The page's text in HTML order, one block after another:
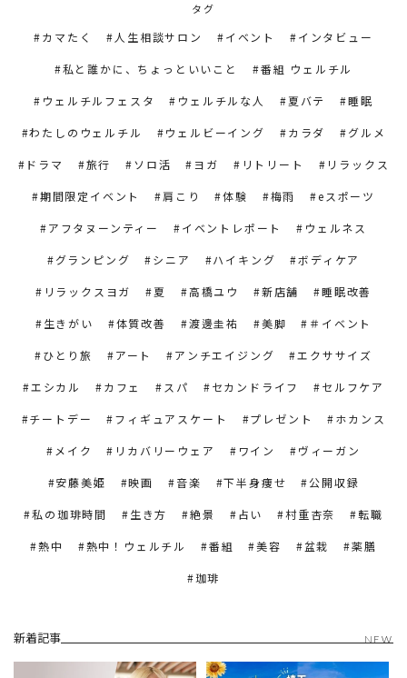
タグ
カマたく 人生相談サロン イベント インタビュー
私と誰かに、ちょっといいこと 番組 ウェルチル
ウェルチルフェスタ ウェルチルな人 夏バテ 睡眠
わたしのウェルチル ウェルビーイング カラダ グルメ
ドラマ 旅行 ソロ活 ヨガ リトリート リラックス
期間限定イベント 肩こり 体験 梅雨 eスポーツ
アフタヌーンティー イベントレポート ウェルネス
グランピング シニア ハイキング ボディケア
リラックスヨガ 夏 高橋ユウ 新店舗 睡眠改善
生きがい 体質改善 渡邊圭祐 美脚 ＃イベント
ひとり旅 アート アンチエイジング エクササイズ
エシカル カフェ スパ セカンドライフ セルフケア
チートデー フィギュアスケート プレゼント ホカンス
メイク リカバリーウェア ワイン ヴィーガン
安藤美姫 映画 音楽 下半身痩せ 公開収録
私の珈琲時間 生き方 絶景 占い 村重杏奈 転職
熱中 熱中！ウェルチル 番組 美容 盆栽 薬膳
珈琲
新着記事 NEW